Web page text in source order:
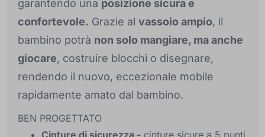
garantendo una posizione sicura e
confortevole. Grazie al vassoio ampio, il
bambino potrà non solo mangiare, ma anche
giocare, costruire blocchi o disegnare,
rendendo il nuovo, eccezionale mobile
rapidamente amato dal bambino.
BEN PROGETTATO